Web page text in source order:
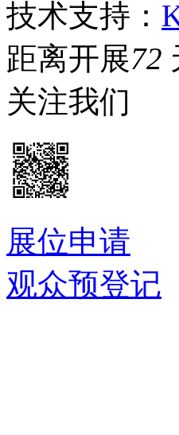
技术支持：
距离开展72
关注我们
展位申请
观众预登记